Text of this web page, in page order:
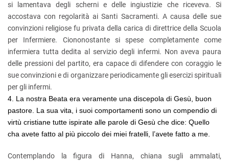
si lamentava degli scherni e delle ingiustizie che riceveva. Si
accostava con regolarità ai Santi Sacramenti. A causa delle sue
convinzioni religiose fu privata della carica di direttrice della Scuola
per Infermiere. Ciononostante si spese completamente come
infermiera tutta dedita al servizio degli infermi. Non aveva paura
delle pressioni del partito, era capace di difendere con coraggio le
sue convinzioni e di organizzare periodicamente gli esercizi spirituali
per gli infermi.
4. La nostra Beata era veramente una discepola di Gesù, buon
pastore. La sua vita, i suoi comportamenti sono un compendio di
virtù cristiane tutte ispirate alle parole di Gesù che dice: Quello
cha avete fatto al più piccolo dei miei fratelli, l’avete fatto a me.
Contemplando la figura di Hanna, chiana sugli ammalati,